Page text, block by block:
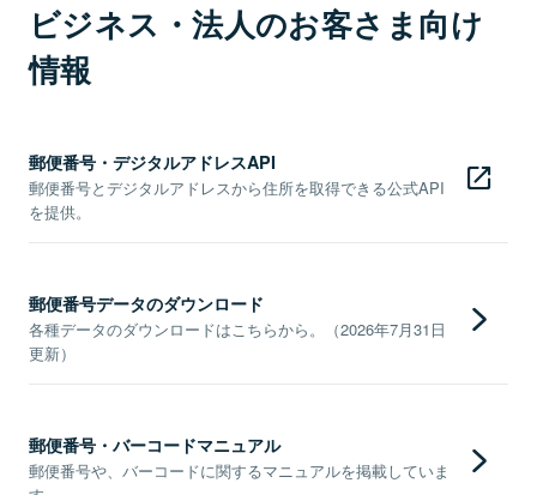
ビジネス・法人のお客さま向け
情報
郵便番号・デジタルアドレスAPI
郵便番号とデジタルアドレスから住所を取得できる公式API
を提供。
郵便番号データのダウンロード
各種データのダウンロードはこちらから。（2026年7月31日
更新）
郵便番号・バーコードマニュアル
郵便番号や、バーコードに関するマニュアルを掲載していま